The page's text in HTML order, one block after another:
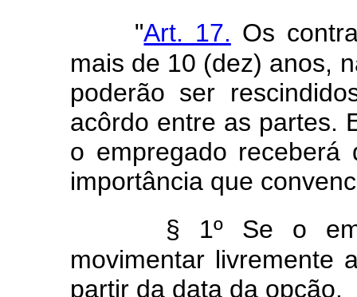
"Art. 17. Os
mais de 10 (dez) anos,
poderão ser
acôrdo entre as partes.
o empregado receberá
importância que
§ 1º Se o
movimentar livremente
partir da data da opção.